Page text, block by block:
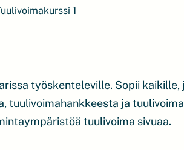
1
työskenteleville. Sopii
tuulivoimahankkeesta ja
tuulivoima sivuaa.